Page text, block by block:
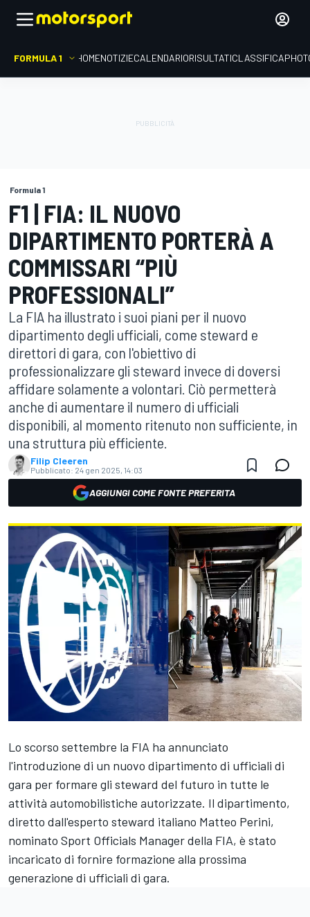
FORMULA 1 HOMENOTIZIECALENDARIORISULTATICLASSIFICA
Formula 1
F1 | FIA: IL NUOVO
DIPARTIMENTO PORTERÀ A
COMMISSARI “PIÙ
PROFESSIONALI”
La FIA ha illustrato i suoi piani per il nuovo
dipartimento degli ufficiali, come steward e
direttori di gara, con l'obiettivo di
professionalizzare gli steward invece di doversi
affidare solamente a volontari. Ciò permetterà
anche di aumentare il numero di ufficiali
disponibili, al momento ritenuto non sufficiente, in
una struttura più efficiente.
Filip Cleeren
Pubblicato: 24 gen 2025, 14:03
AGGIUNGI COME FONTE PREFERITA
Lo scorso settembre la FIA ha annunciato
l'introduzione di un nuovo dipartimento di ufficiali di
gara per formare gli steward del futuro in tutte le
attività automobilistiche autorizzate. Il dipartimento,
diretto dall'esperto steward italiano Matteo Perini,
nominato Sport Officials Manager della FIA, è stato
incaricato di fornire formazione alla prossima
generazione di ufficiali di gara.